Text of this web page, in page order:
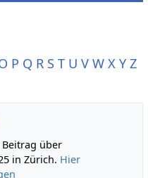
P Q R S T U V W X Y Z
über
in Zürich. Hier